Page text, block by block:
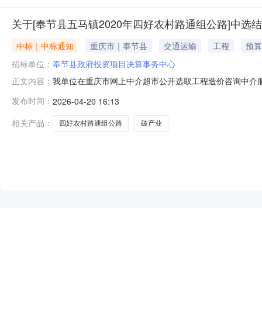
关于[奉节县五马镇2020年四好农村路通组公路]中选
中标｜中标通知 重庆市｜奉节县 交通运输 工程
预
招标单位： 奉节县政府投资项目决算事务中心
正文内容： 我单位在重庆市网上中介超市公开选取工程造价咨询中
金额说明按照渝价协〔2013〕428号文件标准70%计算
业务
发布时间： 2026-04-20 16:13
相关产品：
四好农村路通组公路 破产业